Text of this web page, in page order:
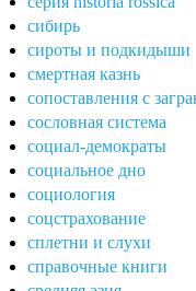
сибирь
сироты и подкидыши
смертная казнь
сопоставления с
сословная система
социал-демократы
социальное дно
социология
соцстрахование
сплетни и слухи
справочные книги